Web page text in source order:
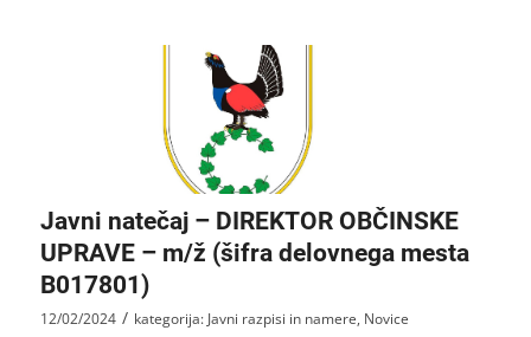
Javni natečaj – DIREKTOR OBČINSKE
UPRAVE – m/ž (šifra delovnega mesta
B017801)
12/02/2024 / kategorija: Javni razpisi in namere, Novice